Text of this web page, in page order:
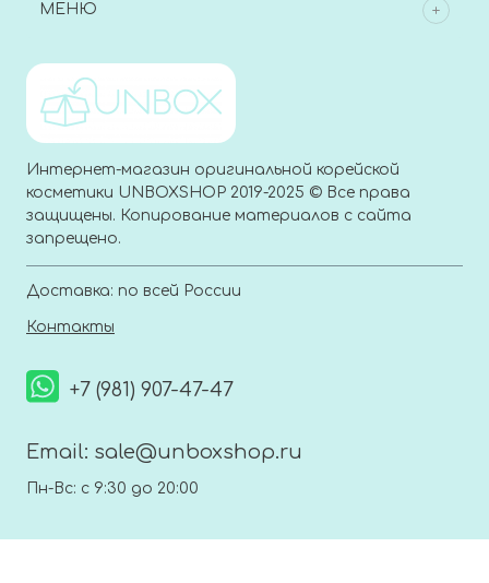
МЕНЮ
Интернет-магазин оригинальной корейской
косметики UNBOXSHOP 2019-2025 © Все права
защищены. Копирование материалов с сайта
запрещено.
Доставка: по всей России
Контакты
+7 (981) 907-47-47
Email: sale@unboxshop.ru
Пн-Вс: с 9:30 до 20:00